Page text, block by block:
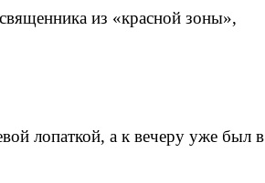
из «красной зоны»,
лопаткой, а к вечеру уже был в